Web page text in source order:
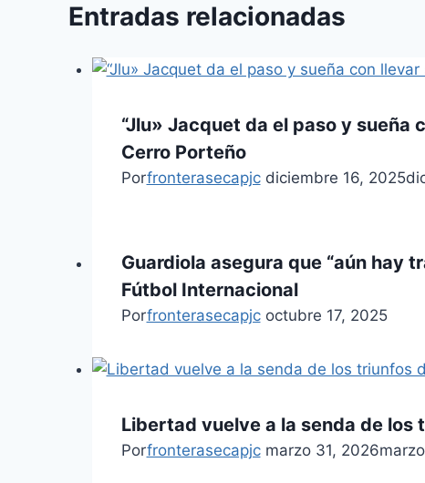
Entradas relacionadas
“Jlu» Jacquet da el paso y sueña
Cerro Porteño
Porfronterasecapjc diciembre 16, 2025
Guardiola asegura que “aún hay
Fútbol Internacional
Porfronterasecapjc octubre 17, 2025
Libertad vuelve a la senda de los
Porfronterasecapjc marzo 31, 2026